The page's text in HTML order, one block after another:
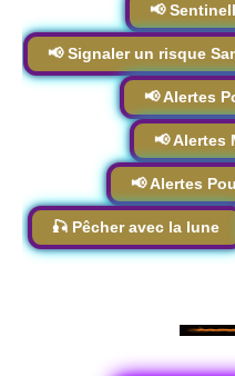
📢
📢 Signaler un risque
📢 Alertes
📢 Alertes
📢 Alertes
🎣 Pêcher avec la lune